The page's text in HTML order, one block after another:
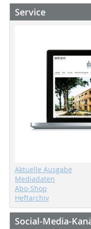
Service
Aktuelle Ausgabe
Mediadaten
Abo-Shop
Heftarchiv
Social-Media-